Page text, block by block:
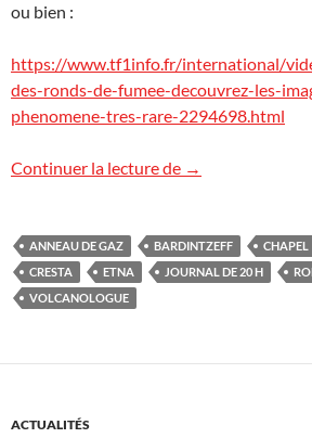
ou bien :
https://www.tf1info.fr/international/
des-ronds-de-fumee-decouvrez-les-
phenomene-tres-rare-2294698.html
Continuer la lecture de Les « ronds de
→
ANNEAU DE GAZ BARDINTZEFF CHAPEL
CRESTA
ETNA JOURNAL DE 20 H
VOLCANOLOGUE
ACTUALITÉS